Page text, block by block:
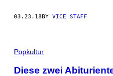
03.23.18BY VICE STAFF
Popkultur
Diese zwei